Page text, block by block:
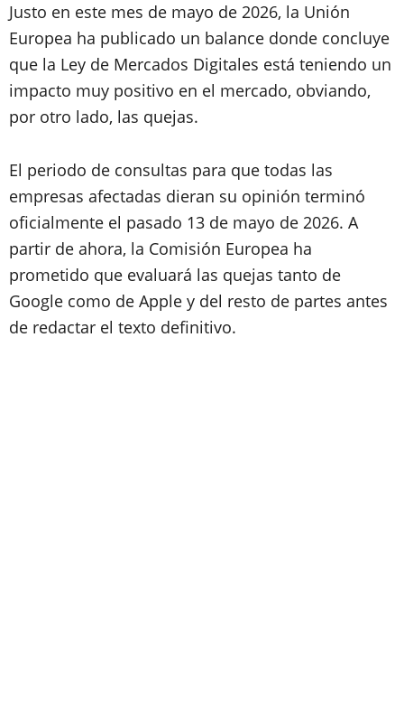
Justo en este mes de mayo de 2026, la Unión
Europea ha publicado un balance donde concluye
que la Ley de Mercados Digitales está teniendo un
impacto muy positivo en el mercado, obviando,
por otro lado, las quejas.
El periodo de consultas para que todas las
empresas afectadas dieran su opinión terminó
oficialmente el pasado 13 de mayo de 2026. A
partir de ahora, la Comisión Europea ha
prometido que evaluará las quejas tanto de
Google como de Apple y del resto de partes antes
de redactar el texto definitivo.